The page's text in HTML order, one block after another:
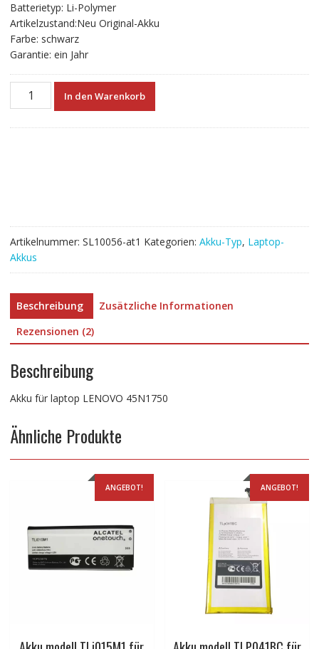
Batterietyp: Li-Polymer
Artikelzustand:Neu Original-Akku
Farbe: schwarz
Garantie: ein Jahr
Neuer
In den Warenkorb
Artikelnummer: SL10056-at1 Kategorien: Akku-Typ, Laptop-
Akkus
Beschreibung
Zusätzliche Informationen
Rezensionen (2)
Beschreibung
Akku für laptop LENOVO 45N1750
Ähnliche Produkte
ANGEBOT! ANGEBOT!